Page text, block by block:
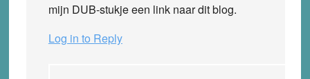
mijn DUB-stukje een link naar dit blog.
Log in to Reply